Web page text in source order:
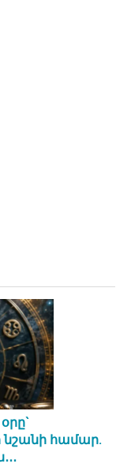
նշանի համար.